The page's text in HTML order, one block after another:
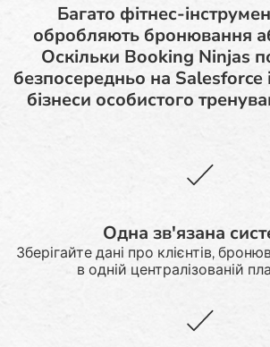
Багато фітнес-
обробляють бронювання
Оскільки Booking Ninjas
безпосередньо на Salesforce
бізнеси особистого
Одна зв'язана
Зберігайте дані про клієнтів,
в одній централізованій